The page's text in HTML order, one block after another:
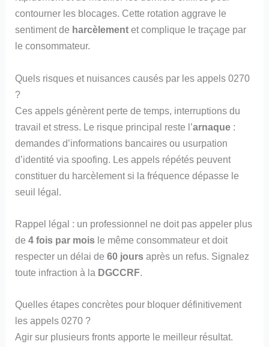
contourner les blocages. Cette rotation aggrave le
sentiment de harcèlement et complique le traçage par
le consommateur.
Quels risques et nuisances causés par les appels 0270
?
Ces appels génèrent perte de temps, interruptions du
travail et stress. Le risque principal reste l’arnaque :
demandes d’informations bancaires ou usurpation
d’identité via spoofing. Les appels répétés peuvent
constituer du harcèlement si la fréquence dépasse le
seuil légal.
Rappel légal : un professionnel ne doit pas appeler plus
de4 fois par mois le même consommateur et doit
respecter un délai de60 jours après un refus. Signalez
toute infraction à la DGCCRF.
Quelles étapes concrètes pour bloquer définitivement
les appels 0270 ?
Agir sur plusieurs fronts apporte le meilleur résultat.